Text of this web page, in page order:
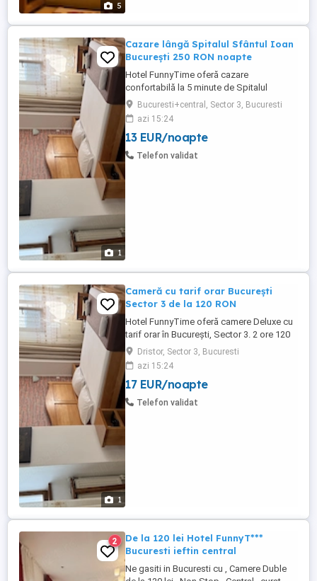
5
1
Cazare lângă Spitalul Sfântul Ioan
București 250 RON noapte
Hotel FunnyTime oferă cazare
confortabilă la 5 minute de Spitalul
Sfântul Ioan, Sector 3 București. Camere
single, duble și triple disponibile De la 250
RON noapte Parcare gratuită WiFi gratuit
Recepție 24h check-in oricând Plată cash
sau card la recepție Ideal pentru
Bucuresti+central, Sector 3, Bucuresti
azi 15:24
13 EUR/noapte
Telefon validat
1
Cameră cu tarif orar București
Sector 3 de la 120 RON
Hotel FunnyTime oferă camere Deluxe cu
tarif orar în București, Sector 3. 2 ore 120
RON 3 ore 160 RON 5 ore 300 RON Acces
imediat, fără rezervare în avans Cameră
Deluxe premium Discreție totală Parcare
gratuită Plată cash sau card Recepție 24h
Locație: Calea Vitan 275, Sector ...
Dristor, Sector 3, Bucuresti
azi 15:24
17 EUR/noapte
Telefon validat
2
De la 120 lei Hotel FunnyT***
Bucuresti ieftin central
Ne gasiti in Bucuresti cu , Camere Duble